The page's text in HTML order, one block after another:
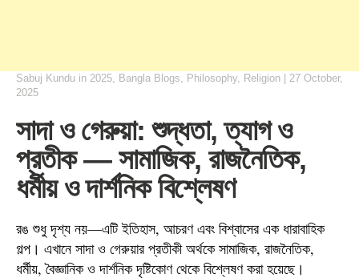
Sabuj Kundu in 2025, Bangla Blogs, Philosophy, Religion
27 October,
2025
সাদা ও গেরুয়া: শুদ্ধতা, ত্যাগ ও
প্রতীক — সামাজিক, রাজনৈতিক,
ধর্মীয় ও দার্শনিক বিশ্লেষণ
রঙ শুধু দৃশ্য নয়—এটি ইতিহাস, আচরণ এবং বিশ্বাসের এক ধারাবাহিক
গল্প। এখানে সাদা ও গেরুয়ার প্রতীকী অর্থকে সামাজিক, রাজনৈতিক,
ধর্মীয়, বৈজ্ঞানিক ও দার্শনিক দৃষ্টিকোণ থেকে বিশ্লেষণ করা হয়েছে।